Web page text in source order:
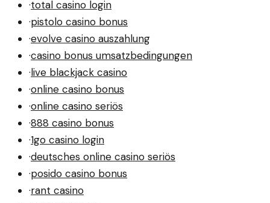
·total casino login
·pistolo casino bonus
·evolve casino auszahlung
·casino bonus umsatzbedingungen
·live blackjack casino
·online casino bonus
·online casino seriös
·888 casino bonus
·1go casino login
·deutsches online casino seriös
·posido casino bonus
·rant casino